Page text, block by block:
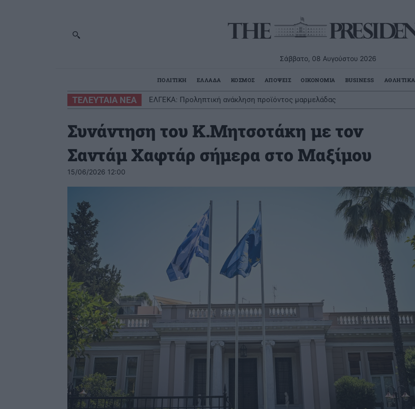
Σάββατο, 08 Αυγούστου 2026
ΠΟΛΙΤΙΚΗ ΕΛΛΑΔΑ ΚΟΣΜΟΣ ΑΠΟΨΕΙΣ ΟΙΚΟΝΟΜΙΑ BUSINESS ΑΘΛΗΤΙΚΑ
ΤΕΛΕΥΤΑΙΑ ΝΕΑ ΕΛΓΕΚΑ: Προληπτική ανάκληση προϊόντος μαρμελάδας
Συνάντηση του Κ.Μητσοτάκη με τον
Σαντάμ Χαφτάρ σήμερα στο Μαξίμου
15/06/2026 12:00